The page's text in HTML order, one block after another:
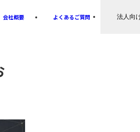
会社概要 よくあるご質問 法人向